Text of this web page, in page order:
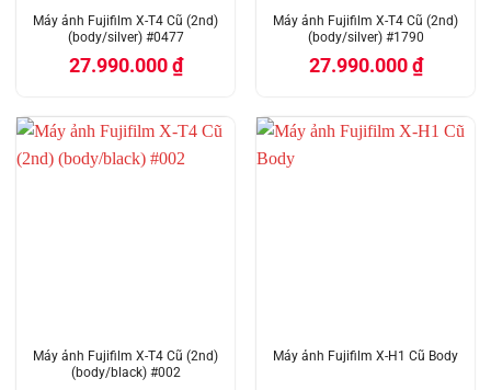
Máy ảnh Fujifilm X-T4 Cũ (2nd)
(body/silver) #0477
27.990.000₫
Máy ảnh Fujifilm X-T4 Cũ (2nd)
(body/silver) #1790
27.990.000₫
Máy ảnh Fujifilm X-T4 Cũ (2nd)
(body/black) #002
Máy ảnh Fujifilm X-H1 Cũ Body